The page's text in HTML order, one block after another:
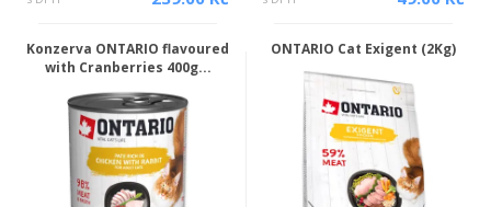
Konzerva ONTARIO flavoured
with Cranberries 400g...
ONTARIO Cat Exigent (2Kg)